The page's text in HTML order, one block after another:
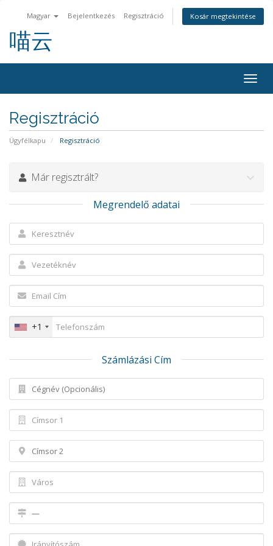
Magyar Bejelentkezés Regisztráció Kosár megtekintése
喵云
a
Regisztráció
Ügyfélkapu Regisztráció
Már regisztrált?
Megrendelő adatai
+1
Számlázási Cím